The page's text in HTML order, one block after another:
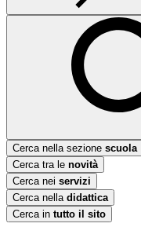
Cerca nella sezione scuola
Cerca tra le novità
Cerca nei servizi
Cerca nella didattica
Cerca in tutto il sito